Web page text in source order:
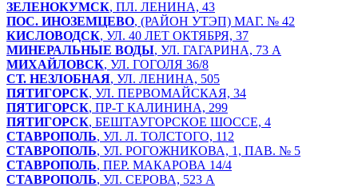
ЗЕЛЕНОКУМСК, ПЛ. ЛЕНИНА, 43
ПОС. ИНОЗЕМЦЕВО, (РАЙОН УТЭП) МАГ. № 42
КИСЛОВОДСК, УЛ. 40 ЛЕТ ОКТЯБРЯ, 37
МИНЕРАЛЬНЫЕ ВОДЫ, УЛ. ГАГАРИНА, 73 А
МИХАЙЛОВСК, УЛ. ГОГОЛЯ 36/8
СТ. НЕЗЛОБНАЯ, УЛ. ЛЕНИНА, 505
ПЯТИГОРСК, УЛ. ПЕРВОМАЙСКАЯ, 34
ПЯТИГОРСК, ПР-Т КАЛИНИНА, 299
ПЯТИГОРСК, БЕШТАУГОРСКОЕ ШОССЕ, 4
СТАВРОПОЛЬ, УЛ. Л. ТОЛСТОГО, 112
СТАВРОПОЛЬ, УЛ. РОГОЖНИКОВА, 1, ПАВ. № 5
СТАВРОПОЛЬ, ПЕР. МАКАРОВА 14/4
СТАВРОПОЛЬ, УЛ. СЕРОВА, 523 А